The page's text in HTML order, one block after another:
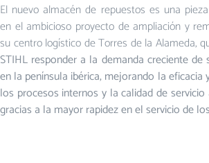
El nuevo almacén de repuestos es una
en el ambicioso proyecto de ampliación y
su centro logístico de Torres de la Alameda,
STIHL responder a la demanda creciente de
en la península ibérica, mejorando la eficacia
los procesos internos y la calidad de
gracias a la mayor rapidez en el servicio de